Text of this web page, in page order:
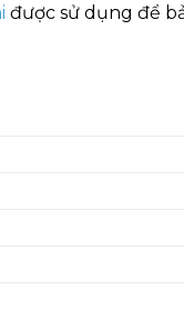
được sử dụng để